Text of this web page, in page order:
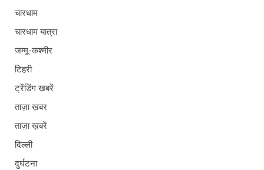
चारधाम
चारधाम यात्रा
जम्मू-कश्मीर
टिहरी
ट्रेंडिंग खबरें
ताज़ा ख़बर
ताज़ा ख़बरें
दिल्ली
दुर्घटना